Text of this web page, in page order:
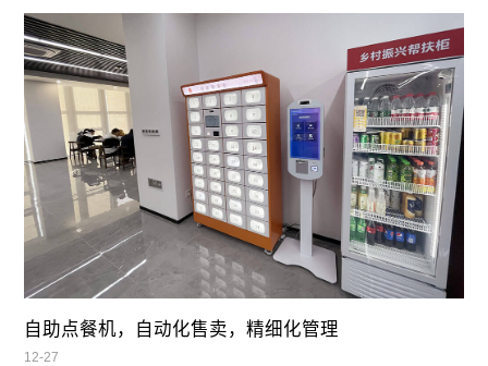
自助点餐机，自动化售卖，精细化管理
12-27